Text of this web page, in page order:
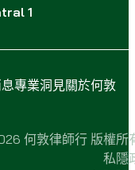
1
專業洞見關於何敦
何敦律師行 版權所
私隱